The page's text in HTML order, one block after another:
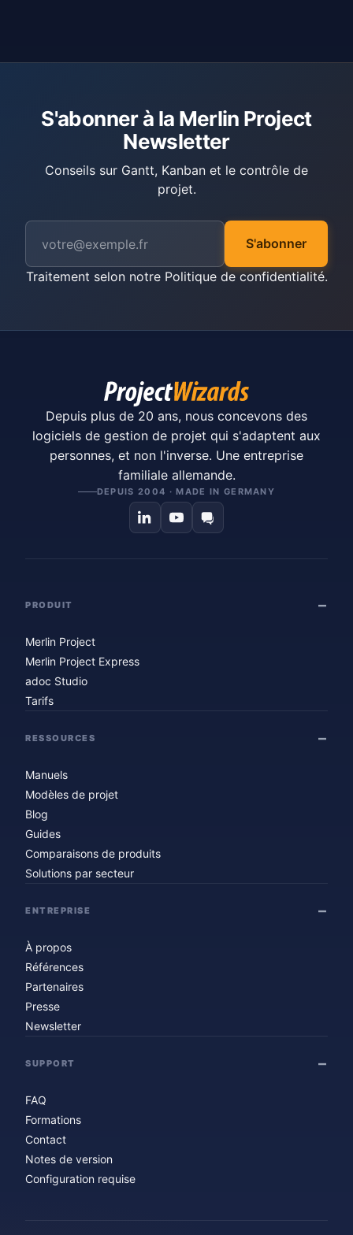
S'abonner à la Merlin Project
Newsletter
Conseils sur Gantt, Kanban et le contrôle de
projet.
S'abonner
Traitement selon notre Politique de confidentialité.
Depuis plus de 20 ans, nous concevons des
logiciels de gestion de projet qui s'adaptent aux
personnes, et non l'inverse. Une entreprise
familiale allemande.
DEPUIS 2004 · MADE IN GERMANY
PRODUIT
Merlin Project
Merlin Project Express
adoc Studio
Tarifs
RESSOURCES
Manuels
Modèles de projet
Blog
Guides
Comparaisons de produits
Solutions par secteur
ENTREPRISE
À propos
Références
Partenaires
Presse
Newsletter
SUPPORT
FAQ
Formations
Contact
Notes de version
Configuration requise